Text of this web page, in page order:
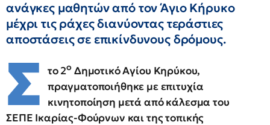
ανάγκες μαθητών από τον Άγιο Κήρυκο
μέχρι τις ράχες διανύοντας τεράστιες
αποστάσεις σε επικίνδυνους δρόμους.
Σ το 2ο Δημοτικό Αγίου Κηρύκου,
πραγματοποιήθηκε με επιτυχία
κινητοποίηση μετά από κάλεσμα του
ΣΕΠΕ Ικαρίας-Φούρνων και της τοπικής